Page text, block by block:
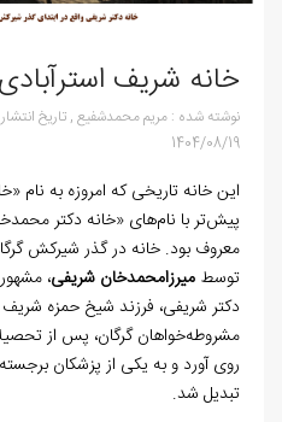
خانه شریف‌ استرآبادی
نوشته شده : مریم محمدشفیع ,تاریخ انتشار
1404/08/19
این خانه تاریخی که امروزه به نام
پیش‌تر با نام‌های «خانه دکتر
توسط میرزامحمدخان شریفی،
دکتر شریفی، فرزند شیخ حمزه شریف
مشروطه‌خواهان گرگان، پس از
روی آورد و به یکی از پزشکان
تبدیل شد.